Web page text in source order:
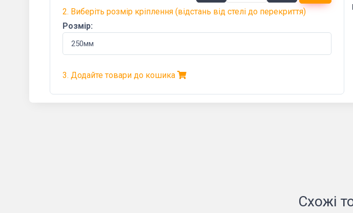
2. Виберіть розмір кріплення (відстань від стелі до перекриття)
Розмір:
3. Додайте товари до кошика
Схожі